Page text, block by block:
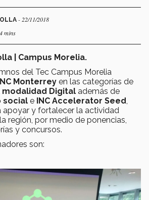
- 22/11/2018
mins
| Campus Morelia.
del Tec Campus Morelia
Monterrey en las categorías de
Digital además de
social e INC Accelerator Seed
y fortalecer la actividad
región, por medio de ponencias,
y concursos.
son: